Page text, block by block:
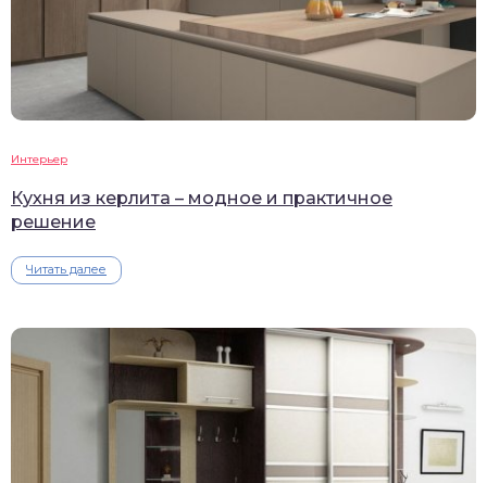
Интерьер
Кухня из керлита – модное и практичное
решение
Читать далее